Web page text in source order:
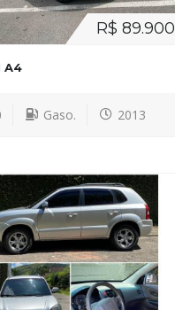
R$ 89.900
A4
Gaso. 2013